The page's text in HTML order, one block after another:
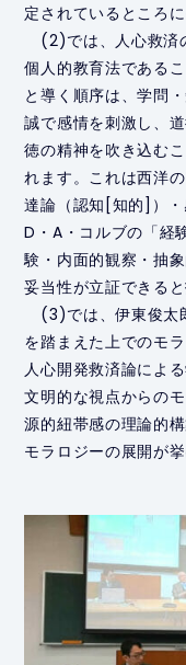
定されているところ
(2)では、人心救済
個人的教育法である
と導く順序は、学問
誠で感情を刺激し、
徳の精神を吹き込む
れます。これは西洋
達論（認知[知的]）
D・A・コルブの「経
験・内面的観察・抽
妥当性が立証できると
(3)では、伊東俊太
を踏まえた上でのモ
人心開発救済論によ
文明的な視点からの
源的紐帯感の理論的
モラロジーの展開が挙